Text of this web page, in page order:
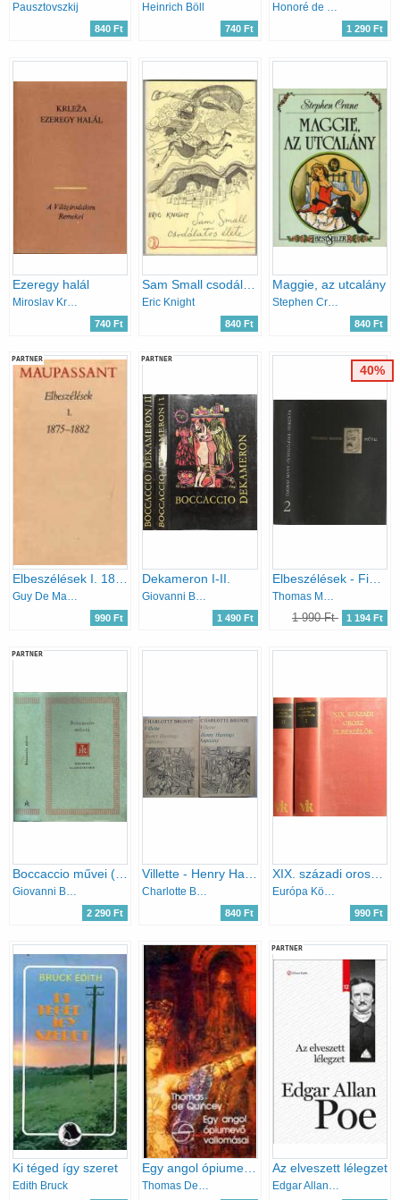
Pausztovszkij
840 Ft
Heinrich Böll
740 Ft
Honoré de Balzac
1 290 Ft
Ezeregy halál
740 Ft
Eric Knight
840 Ft
Maggie, az utcalány
Stephen Crane
840 Ft
PARTNER
Guy De Maupassant
990 Ft
PARTNER
Dekameron I-II.
Giovanni Boccaccio
1 490 Ft
Elbeszélések - Fiorenza (Thomas Mann művei 2. )- számozott
Thomas Mann
1 990 Ft 1 194 Ft
40%
PARTNER
2 290 Ft 840 Ft
XIX. századi orosz elbeszélők I-II.
Európa Könyvkiadó
990 Ft
Ki téged így szeret
Edith Bruck
Egy angol ópiumevő vallomásai (mérleg)
Thomas De Quincey
PARTNER
Az elveszett lélegzet
Edgar Allan Poe